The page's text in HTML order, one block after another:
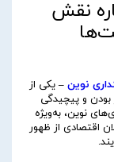
نقش
نوین – یکی از
بودن و پیچیدگی
نوین، به‌ویژه
اقتصادی از ظهور